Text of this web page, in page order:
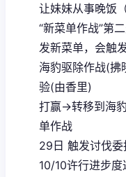
让妹妹从事晚饭
“新菜单作战”第
发新菜单，会触
海豹驱除作战(
验(由香里)
打赢→转移到海
单作战
29日 触发讨伐
10/10许行进步